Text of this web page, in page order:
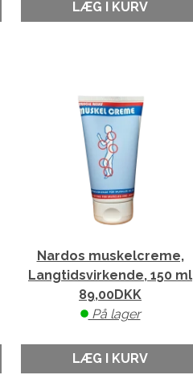
LÆG I KURV
Nardos muskelcreme,
Langtidsvirkende, 150 ml
89,00DKK
På lager
LÆG I KURV